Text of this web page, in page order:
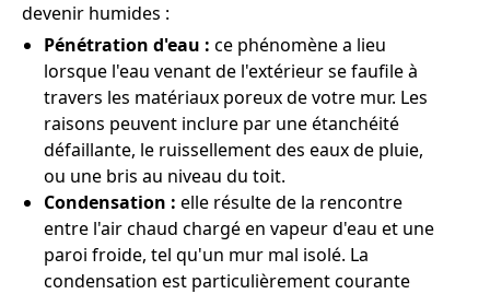
devenir humides :
Pénétration d'eau : ce phénomène a lieu
lorsque l'eau venant de l'extérieur se faufile à
travers les matériaux poreux de votre mur. Les
raisons peuvent inclure par une étanchéité
défaillante, le ruissellement des eaux de pluie,
ou une bris au niveau du toit.
Condensation : elle résulte de la rencontre
entre l'air chaud chargé en vapeur d'eau et une
paroi froide, tel qu'un mur mal isolé. La
condensation est particulièrement courante